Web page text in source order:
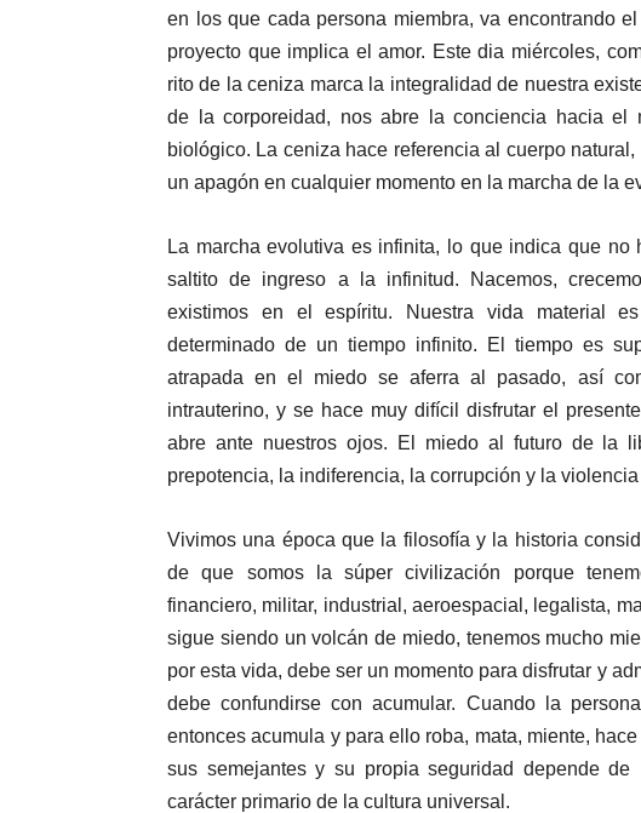
en los que cada persona miembra, va encontrando
proyecto que implica el amor. Este dia miércoles,
rito de la ceniza marca la integralidad de nuestra
de la corporeidad, nos abre la conciencia hacia
biológico. La ceniza hace referencia al cuerpo
un apagón en cualquier momento en la marcha de la
La marcha evolutiva es infinita, lo que indica que
saltito de ingreso a la infinitud. Nacemos,
existimos en el espíritu. Nuestra vida material
determinado de un tiempo infinito. El tiempo es
atrapada en el miedo se aferra al pasado, así
intrauterino, y se hace muy difícil disfrutar el
abre ante nuestros ojos. El miedo al futuro de la
prepotencia, la indiferencia, la corrupción y la
Vivimos una época que la filosofía y la historia
de que somos la súper civilización porque
financiero, militar, industrial, aeroespacial, legalista,
sigue siendo un volcán de miedo, tenemos mucho
por esta vida, debe ser un momento para disfrutar y
debe confundirse con acumular. Cuando la
entonces acumula y para ello roba, mata, miente,
sus semejantes y su propia seguridad depende
carácter primario de la cultura universal.